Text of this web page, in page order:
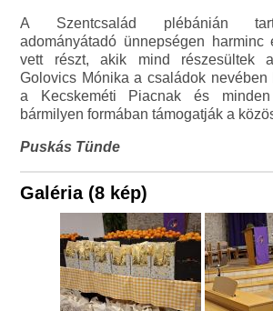
A Szentcsalád plébánián
adományátadó ünnepségen harminc
vett részt, akik mind részesültek
Golovics Mónika a családok nevében
a Kecskeméti Piacnak és
bármilyen formában támogatják a
Puskás Tünde
Galéria (8 kép)